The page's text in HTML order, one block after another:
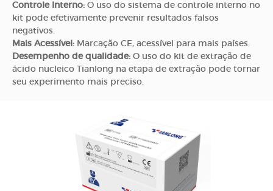
Controle Interno: O uso do sistema de controle interno no
kit pode efetivamente prevenir resultados falsos
negativos.
Mais Acessível: Marcação CE, acessível para mais países.
Desempenho de qualidade: O uso do kit de extração de
ácido nucleico Tianlong na etapa de extração pode tornar
seu experimento mais preciso.